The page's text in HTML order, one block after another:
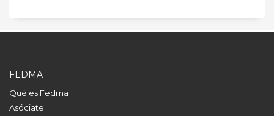
FEDMA
Qué es Fedma
Asóciate